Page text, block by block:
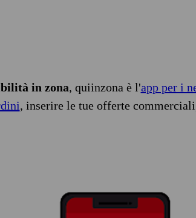
in zona, quiinzona è l'app per i
, inserire le tue offerte